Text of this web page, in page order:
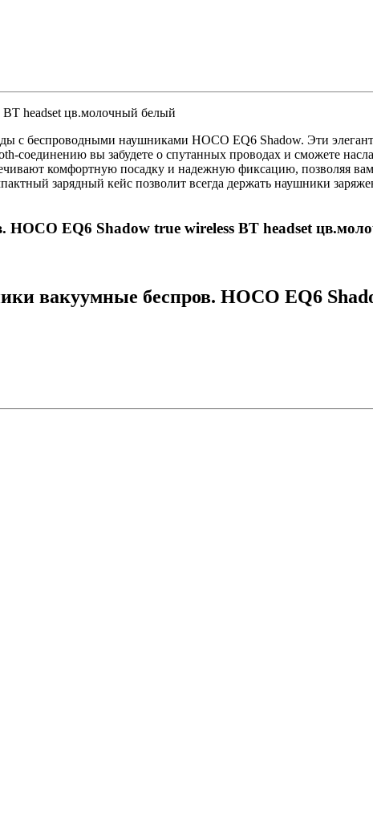
headset цв.молочный белый
с беспроводными наушниками HOCO EQ6 Shadow. Эти
соединению вы забудете о спутанных проводах и сможете
комфортную посадку и надежную фиксацию, позволяя вам
зарядный кейс позволит всегда держать наушники
EQ6 Shadow true wireless BT headset
вакуумные беспров. HOCO EQ6